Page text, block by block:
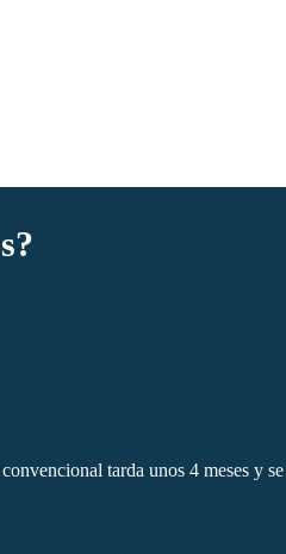
tarda unos 4 meses y se